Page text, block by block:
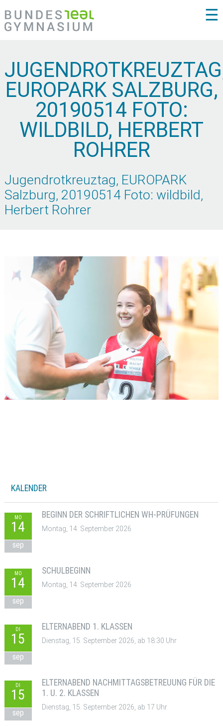
☰
EUROPARK SALZBURG,
20190514 FOTO:
WILDBILD, HERBERT
ROHRER
Jugendrotkreuztag, EUROPARK
Salzburg, 20190514 Foto: wildbild,
Herbert Rohrer
KALENDER
MO
14
sep
BEGINN DER SCHRIFTLICHEN WH-PRÜFUNGEN
Montag, 14. September 2026
MO
14
sep
SCHULBEGINN
Montag, 14. September 2026
DI
15
sep
ELTERNABEND 1. KLASSEN
Dienstag, 15. September 2026, ab 18:30 Uhr
DI
15
sep
ELTERNABEND NACHMITTAGSBETREUUNG FÜR DIE
1. U. 2. KLASSEN
Dienstag, 15. September 2026, ab 17 Uhr